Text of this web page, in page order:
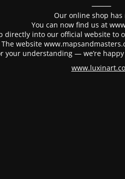
⸻
Our online shop has
You can now find us at
directly into our official website to
The website
your understanding — we’re